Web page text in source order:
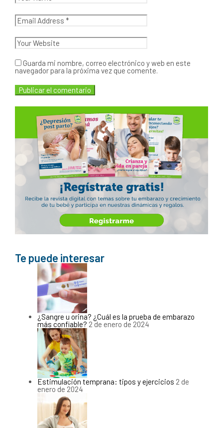
Guarda mi nombre, correo electrónico y web en este
navegador para la próxima vez que comente.
Te puede interesar
¿Sangre u orina? ¿Cuál es la prueba de embarazo
más confiable? 2 de enero de 2024
Estimulación temprana: tipos y ejercicios 2 de
enero de 2024